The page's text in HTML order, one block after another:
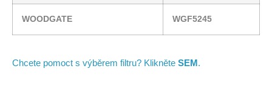
WOODGATE WGF5245
Chcete pomoct s výběrem filtru? Klikněte SEM.